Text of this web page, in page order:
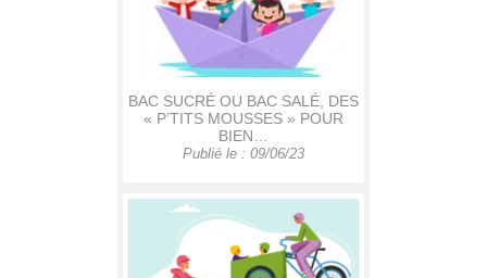
BAC SUCRÉ OU BAC SALÉ, DES
« P’TITS MOUSSES » POUR
BIEN…
Publié le : 09/06/23